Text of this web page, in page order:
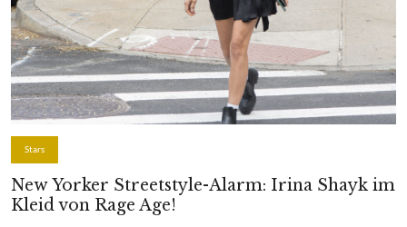
Stars
New Yorker Streetstyle-Alarm: Irina Shayk im
Kleid von Rage Age!